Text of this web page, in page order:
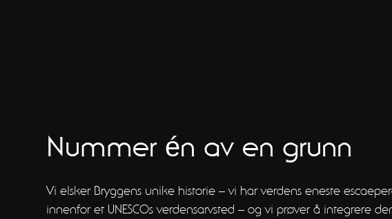
Nummer én av en grunn
Vi elsker Bryggens unike historie – vi har verdens eneste
innenfor et UNESCOs verdensarvsted – og vi prøver å integrere